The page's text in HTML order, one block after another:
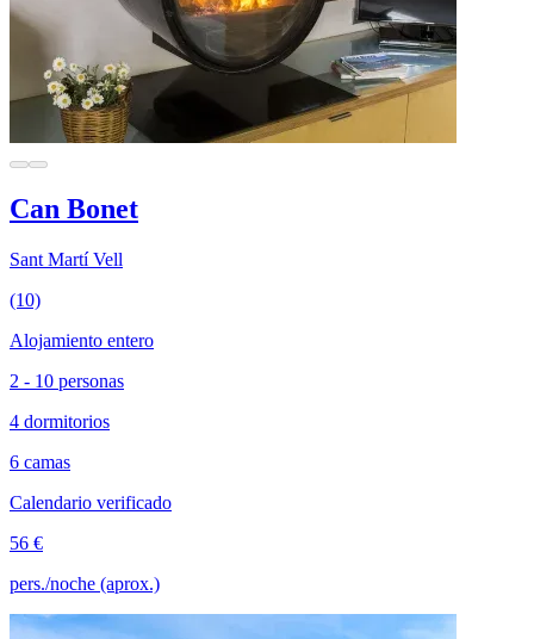
Can Bonet
Sant Martí Vell
(10)
Alojamiento entero
2 - 10 personas
4 dormitorios
6 camas
Calendario verificado
56 €
pers./noche (aprox.)